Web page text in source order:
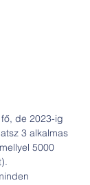
de 2023-ig
3 alkalmas
5000